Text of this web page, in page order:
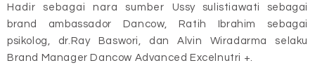
Hadir sebagai nara sumber Ussy sulistiawati sebagai
brand ambassador Dancow, Ratih Ibrahim sebagai
psikolog, dr.Ray Baswori, dan Alvin Wiradarma selaku
Brand Manager Dancow Advanced Excelnutri +.